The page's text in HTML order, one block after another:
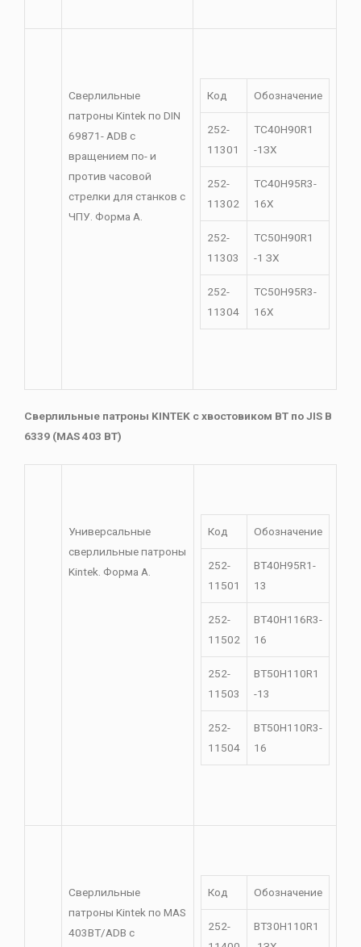
Сверлильные
патроны Kintek по DIN
69871- ADB с
вращением по- и
против часовой
стрелки для станков с
ЧПУ. Форма A.
Код Обозначение
252-
11301
TC40H90R1
-1ЗХ
252-
11302
TC40H95R3-
16X
252-
11303
TC50H90R1
-1 ЗХ
252-
11304
TC50H95R3-
16X
Сверлильные патроны KINTEK с хвостовиком BT по JIS B
6339 (MAS 403 BT)
Универсальные
сверлильные патроны
Kintek. Форма A.
Код Обозначение
252-
11501
BT40H95R1-
13
252-
11502
ВТ40Н116R3-
16
252-
11503
ВТ50Н110R1
-13
252-
11504
ВТ50Н110R3-
16
Сверлильные
патроны Kintek по MAS
403BT/ADB с
Код Обозначение
252-
ВТ30Н110R1